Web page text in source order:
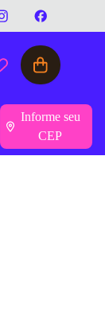
Informe seu
CEP